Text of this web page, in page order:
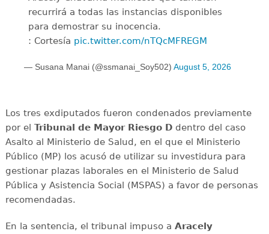
recurrirá a todas las instancias disponibles
para demostrar su inocencia.
: Cortesía pic.twitter.com/nTQcMFREGM
— Susana Manai (@ssmanai_Soy502) August 5, 2026
Los tres exdiputados fueron condenados previamente
por el Tribunal de Mayor Riesgo Ddentro del caso
Asalto al Ministerio de Salud, en el que el Ministerio
Público (MP) los acusó de utilizar su investidura para
gestionar plazas laborales en el Ministerio de Salud
Pública y Asistencia Social (MSPAS) a favor de personas
recomendadas.
En la sentencia, el tribunal impuso a Aracely